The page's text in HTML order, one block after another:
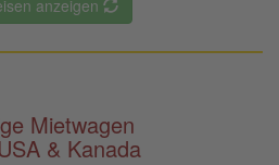
anzeigen
Mietwagen
& Kanada